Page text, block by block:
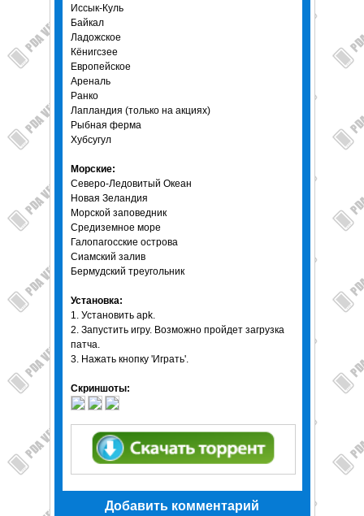
Иссык-Куль
Байкал
Ладожское
Кёнигсзее
Европейское
Ареналь
Ранко
Лапландия (только на акциях)
Рыбная ферма
Хубсугул
Морские:
Северо-Ледовитый Океан
Новая Зеландия
Морской заповедник
Средиземное море
Галопагосские острова
Сиамский залив
Бермудский треугольник
Установка:
1. Установить apk.
2. Запустить игру. Возможно пройдет загрузка
патча.
3. Нажать кнопку 'Играть'.
Скриншоты:
Добавить комментарий